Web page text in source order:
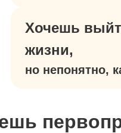
Хочешь
жизни,
но непонятно,